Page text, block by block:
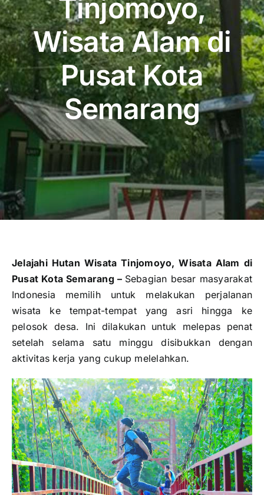
Publikasi
Peta Wisata
BLU
Tinjomoyo,
Wisata Alam di
Pusat Kota
Semarang
Jelajahi Hutan Wisata Tinjomoyo, Wisata Alam di
Pusat Kota Semarang – Sebagian besar masyarakat
Indonesia memilih untuk melakukan perjalanan
wisata ke tempat-tempat yang asri hingga ke
pelosok desa. Ini dilakukan untuk melepas penat
setelah selama satu minggu disibukkan dengan
aktivitas kerja yang cukup melelahkan.